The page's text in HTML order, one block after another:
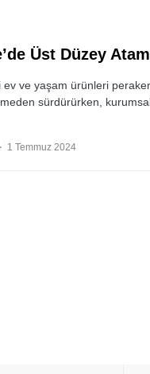
Üst Düzey
ve yaşam ürünleri
sürdürürken,
1 Temmuz 2024